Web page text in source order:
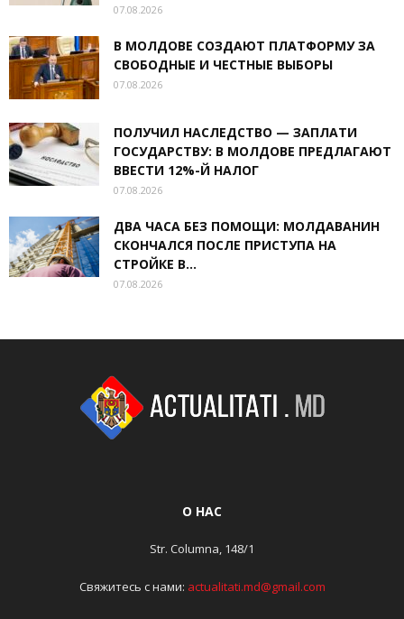
07.08.2026
В МОЛДОВЕ СОЗДАЮТ ПЛАТФОРМУ ЗА
СВОБОДНЫЕ И ЧЕСТНЫЕ ВЫБОРЫ
07.08.2026
ПОЛУЧИЛ НАСЛЕДСТВО — ЗАПЛАТИ
ГОСУДАРСТВУ: В МОЛДОВЕ ПРЕДЛАГАЮТ
ВВЕСТИ 12%-Й НАЛОГ
07.08.2026
ДВА ЧАСА БЕЗ ПОМОЩИ: МОЛДАВАНИН
СКОНЧАЛСЯ ПОСЛЕ ПРИСТУПА НА
СТРОЙКЕ В...
07.08.2026
О НАС
Str. Columna, 148/1
Свяжитесь с нами: actualitati.md@gmail.com